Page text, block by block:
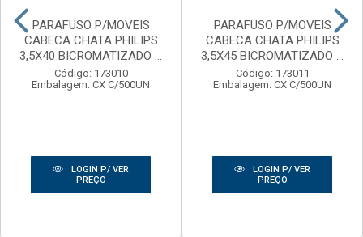
PARAFUSO P/MOVEIS
CABECA CHATA PHILIPS
3,5X40 BICROMATIZADO ...
Código: 173010
Embalagem: CX C/500UN
LOGIN P/ VER
PREÇO
PARAFUSO P/MOVEIS
CABECA CHATA PHILIPS
3,5X45 BICROMATIZADO ...
Código: 173011
Embalagem: CX C/500UN
LOGIN P/ VER
PREÇO